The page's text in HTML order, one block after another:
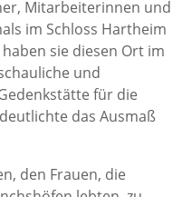
Mitarbeiterinnen und
im Schloss Hartheim
sie diesen Ort im
und
für die
das Ausmaß
den Frauen, die